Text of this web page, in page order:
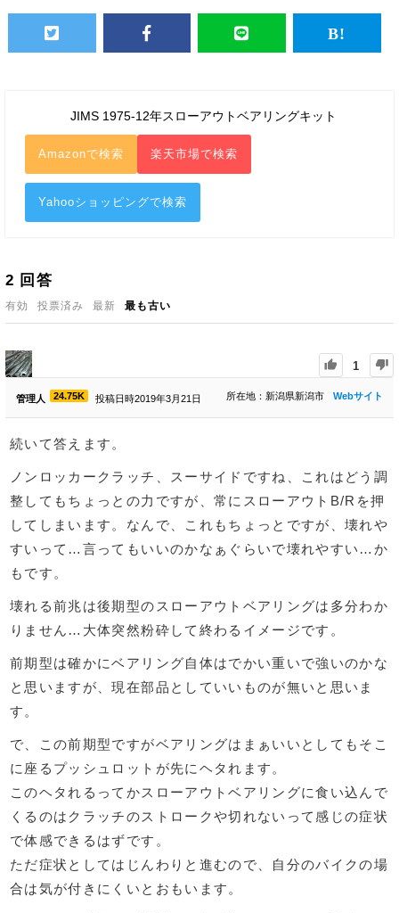
JIMS 1975-12年スローアウトベアリングキット
Amazonで検索 楽天市場で検索
Yahooショッピングで検索
2 回答
有効 投票済み 最新 最も古い
1
管理人 24.75K 投稿日時2019年3月21日 Webサイト
所在地：新潟県新潟市
続いて答えます。
ノンロッカークラッチ、スーサイドですね、これはどう調
整してもちょっとの力ですが、常にスローアウトB/Rを押
してしまいます。なんで、これもちょっとですが、壊れや
すいって…言ってもいいのかなぁぐらいで壊れやすい…か
もです。
壊れる前兆は後期型のスローアウトベアリングは多分わか
りません…大体突然粉砕して終わるイメージです。
前期型は確かにベアリング自体はでかい重いで強いのかな
と思いますが、現在部品としていいものが無いと思いま
す。
で、この前期型ですがベアリングはまぁいいとしてもそこ
に座るプッシュロットが先にヘタれます。
このヘタれるってかスローアウトベアリングに食い込んで
くるのはクラッチのストロークや切れないって感じの症状
で体感できるはずです。
ただ症状としてはじんわりと進むので、自分のバイクの場
合は気が付きにくいとおもいます。